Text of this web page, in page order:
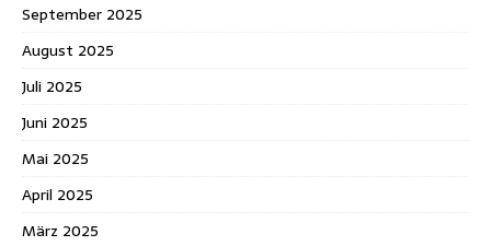
September 2025
August 2025
Juli 2025
Juni 2025
Mai 2025
April 2025
März 2025